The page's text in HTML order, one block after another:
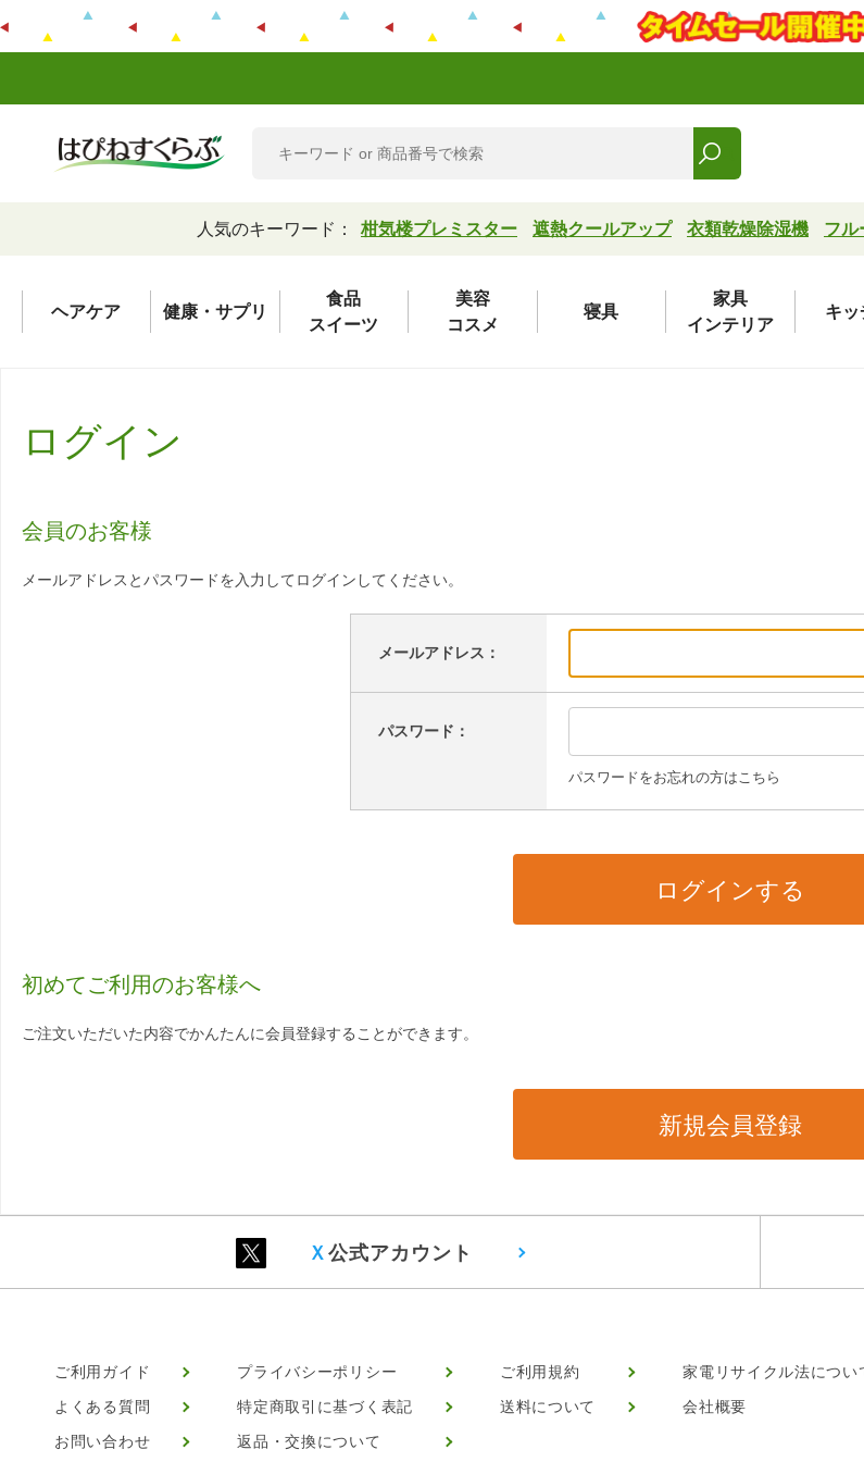
人気のキーワード： 柑気楼プレミスター 遮熱クールアップ 衣類乾燥除湿機 フル
ヘアケア 健康・サプリ
食品
スイーツ
美容
コスメ
寝具
家具
インテリア
キッ
ログイン
会員のお客様
メールアドレスとパスワードを入力してログインしてください。
メールアドレス：
パスワード：
パスワードをお忘れの方はこちら
初めてご利用のお客様へ
ご注文いただいた内容でかんたんに会員登録することができます。
Ｘ公式アカウント
ご利用ガイド
よくある質問
お問い合わせ
プライバシーポリシー
特定商取引に基づく表記
返品・交換について
ご利用規約
送料について
家電リサイクル法につい
会社概要